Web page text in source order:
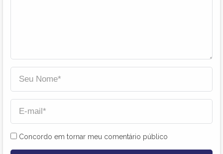
Concordo em tornar meu comentário público